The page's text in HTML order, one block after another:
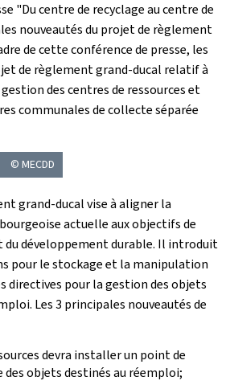
"Du centre de recyclage au centre de
nouveautés du projet de règlement
de cette conférence de presse, les
de règlement grand-ducal relatif à
des centres de ressources et
communales de collecte séparée
© MECDD
grand-ducal vise à aligner la
actuelle aux objectifs de
du développement durable. Il introduit
pour le stockage et la manipulation
directives pour la gestion des objets
Les 3 principales nouveautés de
devra installer un point de
objets destinés au réemploi;